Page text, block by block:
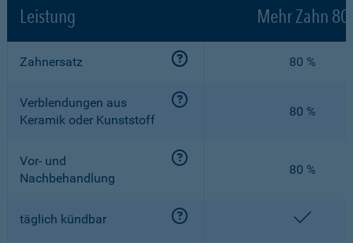
Leistung Mehr Zahn 80
Zahnersatz 80 %
Verblendungen aus
Keramik oder Kunststoff
80 %
Vor- und
Nachbehandlung
80 %
täglich kündbar